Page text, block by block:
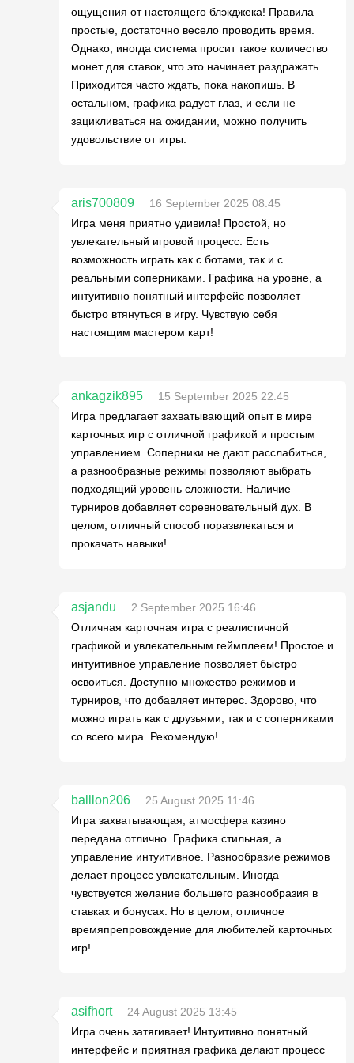
ощущения от настоящего блэкджека! Правила
простые, достаточно весело проводить время.
Однако, иногда система просит такое количество
монет для ставок, что это начинает раздражать.
Приходится часто ждать, пока накопишь. В
остальном, графика радует глаз, и если не
зацикливаться на ожидании, можно получить
удовольствие от игры.
aris700809
16 September 2025 08:45
Игра меня приятно удивила! Простой, но
увлекательный игровой процесс. Есть
возможность играть как с ботами, так и с
реальными соперниками. Графика на уровне, а
интуитивно понятный интерфейс позволяет
быстро втянуться в игру. Чувствую себя
настоящим мастером карт!
ankagzik895
15 September 2025 22:45
Игра предлагает захватывающий опыт в мире
карточных игр с отличной графикой и простым
управлением. Соперники не дают расслабиться,
а разнообразные режимы позволяют выбрать
подходящий уровень сложности. Наличие
турниров добавляет соревновательный дух. В
целом, отличный способ поразвлекаться и
прокачать навыки!
asjandu
2 September 2025 16:46
Отличная карточная игра с реалистичной
графикой и увлекательным геймплеем! Простое и
интуитивное управление позволяет быстро
освоиться. Доступно множество режимов и
турниров, что добавляет интерес. Здорово, что
можно играть как с друзьями, так и с соперниками
со всего мира. Рекомендую!
balllon206
25 August 2025 11:46
Игра захватывающая, атмосфера казино
передана отлично. Графика стильная, а
управление интуитивное. Разнообразие режимов
делает процесс увлекательным. Иногда
чувствуется желание большего разнообразия в
ставках и бонусах. Но в целом, отличное
времяпрепровождение для любителей карточных
игр!
asifhort
24 August 2025 13:45
Игра очень затягивает! Интуитивно понятный
интерфейс и приятная графика делают процесс